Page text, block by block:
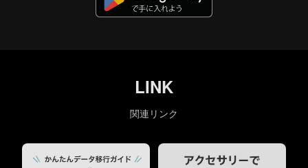
LINK
関連リンク